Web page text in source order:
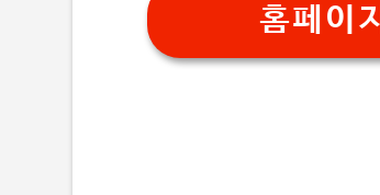
홈페이